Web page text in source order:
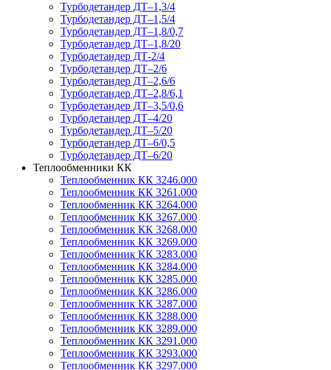
Турбодетандер ДТ–1,3/4
Турбодетандер ДТ–1,5/4
Турбодетандер ДТ–1,8/0,7
Турбодетандер ДТ–1,8/20
Турбодетандер ДТ-2/4
Турбодетандер ДТ–2/6
Турбодетандер ДТ–2,6/6
Турбодетандер ДТ–2,8/6,1
Турбодетандер ДТ–3,5/0,6
Турбодетандер ДТ–4/20
Турбодетандер ДТ–5/20
Турбодетандер ДТ–6/0,5
Турбодетандер ДТ–6/20
Теплообменники КК
Теплообменник КК 3246.000
Теплообменник КК 3261.000
Теплообменник КК 3264.000
Теплообменник КК 3267.000
Теплообменник КК 3268.000
Теплообменник КК 3269.000
Теплообменник КК 3283.000
Теплообменник КК 3284.000
Теплообменник КК 3285.000
Теплообменник КК 3286.000
Теплообменник КК 3287.000
Теплообменник КК 3288.000
Теплообменник КК 3289.000
Теплообменник КК 3291.000
Теплообменник КК 3293.000
Теплообменник КК 3297.000